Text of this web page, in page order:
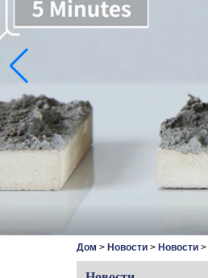
Дом > Новости> Новости>